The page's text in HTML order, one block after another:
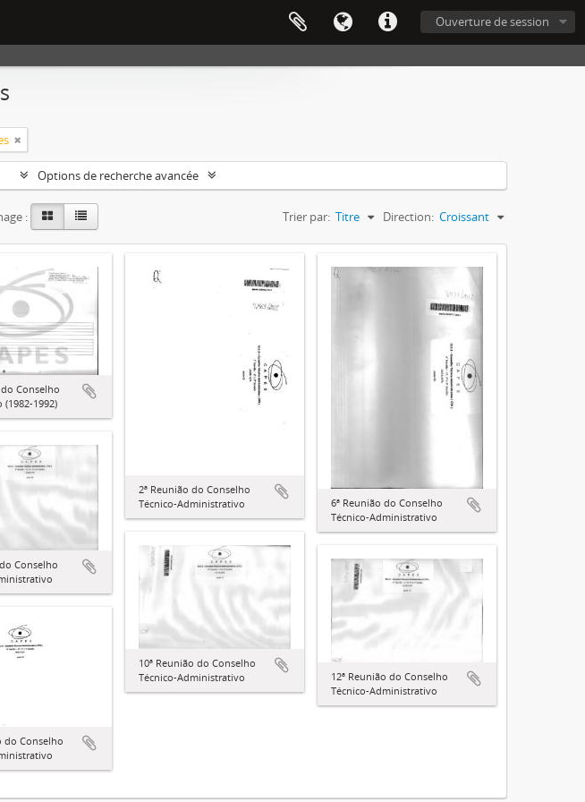
Ouverture de session
Options de recherche avancée
: Trier par: Titre Direction: Croissant
Conselho
1992)
2ª Reunião do Conselho
Técnico-Administrativo
6ª Reunião do Conselho
Técnico-Administrativo
Conselho
10ª Reunião do Conselho
Técnico-Administrativo
12ª Reunião do Conselho
Técnico-Administrativo
do Conselho